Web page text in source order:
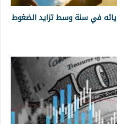
في سنة وسط تزايد الضغوط